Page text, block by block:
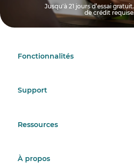
Jusqu'à 21 jours d’essai
de crédit
Fonctionnalités
Support
Ressources
À propos